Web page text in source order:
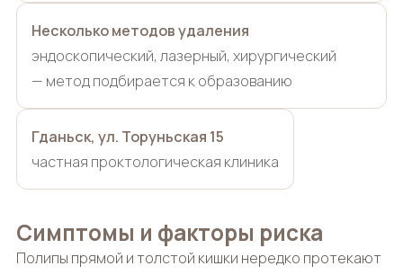
Несколько методов удаления
эндоскопический, лазерный, хирургический
— метод подбирается к образованию
Гданьск, ул. Торуньская 15
частная проктологическая клиника
Симптомы и факторы риска
Полипы прямой и толстой кишки нередко протекают